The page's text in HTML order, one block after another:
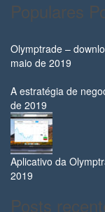
Populares
Olymptrade –
maio de 2019
A estratégia de
de 2019
Aplicativo da
2019
Posts